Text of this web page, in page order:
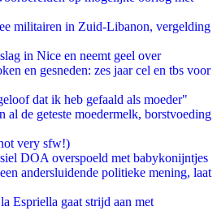
militairen in Zuid-Libanon, vergelding
in Nice en neemt geel over
en gesneden: zes jaar cel en tbs voor
dat ik heb gefaald als moeder"
de geteste moedermelk, borstvoeding
very sfw!)
DOA overspoeld met babykonijntjes
andersluidende politieke mening, laat
Espriella gaat strijd aan met